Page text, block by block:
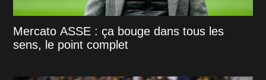
Mercato ASSE : ça bouge dans tous les
sens, le point complet